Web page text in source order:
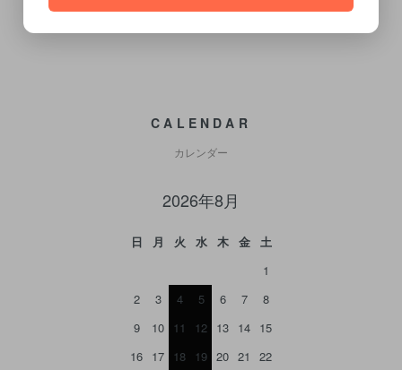
CALENDAR
カレンダー
2026年8月
日 月 火 水 木 金
土
1
2
3 4 5 6 7
8
9
10 11 12 13 14 15
16 17 18 19 20 21
22